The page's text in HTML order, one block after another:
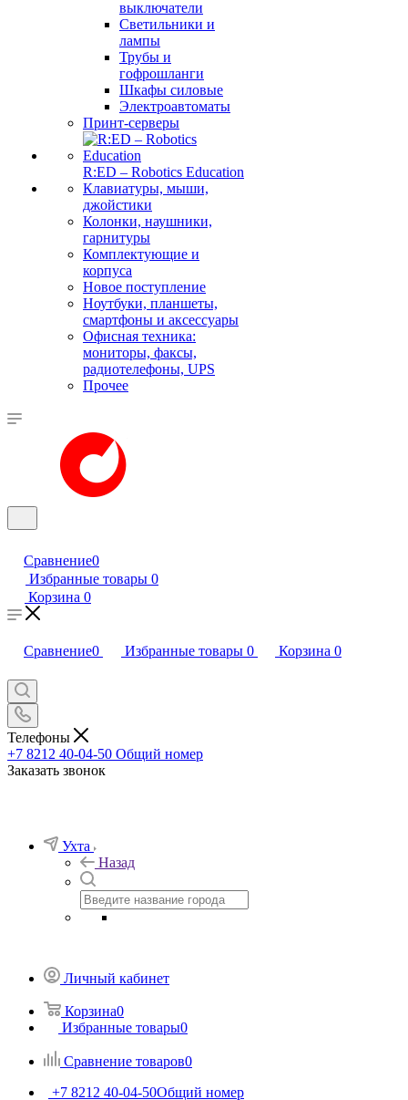
выключатели
Светильники и
лампы
Трубы и
гофрошланги
Шкафы силовые
Электроавтоматы
Принт-серверы
R:ED – Robotics Education
Клавиатуры, мыши,
джойстики
Колонки, наушники,
гарнитуры
Комплектующие и
корпуса
Новое поступление
Ноутбуки, планшеты,
смартфоны и аксессуары
Офисная техника:
мониторы, факсы,
радиотелефоны, UPS
Прочее
Сравнение0
Избранные товары 0
Корзина 0
Сравнение0 Избранные товары 0 Корзина 0
Телефоны
+7 8212 40-04-50 Общий номер
Заказать звонок
Ухта
Назад
Личный кабинет
Корзина0
Избранные товары0
Сравнение товаров0
+7 8212 40-04-50Общий номер